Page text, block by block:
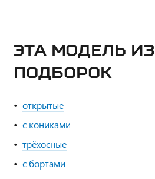
ЭТА МОДЕЛЬ ИЗ
ПОДБОРОК
открытые
с кониками
трёхосные
с бортами